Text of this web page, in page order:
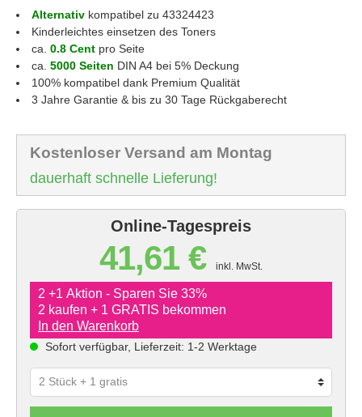
Alternativ kompatibel zu 43324423
Kinderleichtes einsetzen des Toners
ca. 0.8 Cent pro Seite
ca. 5000 Seiten DIN A4 bei 5% Deckung
100% kompatibel dank Premium Qualität
3 Jahre Garantie & bis zu 30 Tage Rückgaberecht
Kostenloser Versand am Montag
dauerhaft schnelle Lieferung!
Online-Tagespreis
41,61 € inkl. MwSt.
2 +1 Aktion - Sparen Sie 33%
2 kaufen + 1 GRATIS bekommen
In den Warenkorb
Sofort verfügbar, Lieferzeit: 1-2 Werktage